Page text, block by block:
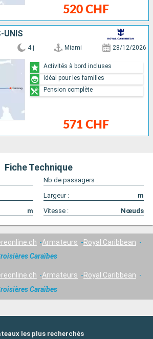
520 CHF
UNIS
4 j Miami 28/12/2026
571 CHF
Activités à bord incluses
Idéal pour les familles
Pension complète
Fiche Technique
Nb de passagers :
Largeur :
m
m Vitesse : Nœuds
Armateurs
Royal Caribbean
Caraïbes
Armateurs
Royal Caribbean
Caraïbes
les plus recherchés